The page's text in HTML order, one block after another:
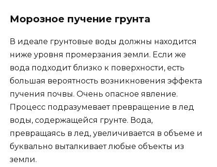
Морозное пучение грунта
В идеале грунтовые воды должны находится
ниже уровня промерзания земли. Если же
вода подходит близко к поверхности, есть
большая вероятность возникновения эффекта
пучения почвы. Очень опасное явление.
Процесс подразумевает превращение в лед
воды, содержащейся грунте. Вода,
превращаясь в лед, увеличивается в объеме и
буквально выталкивает любые объекты из
земли.